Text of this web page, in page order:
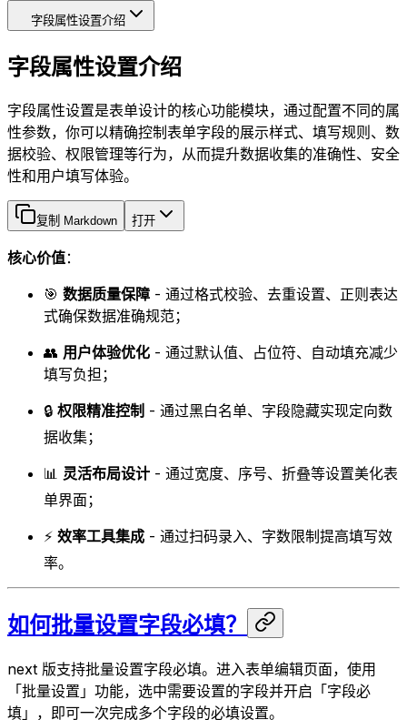
字段属性设置介绍
字段属性设置介绍
字段属性设置是表单设计的核心功能模块，通过配置不同的属
性参数，你可以精确控制表单字段的展示样式、填写规则、数
据校验、权限管理等行为，从而提升数据收集的准确性、安全
性和用户填写体验。
复制 Markdown 打开
核心价值：
🎯 数据质量保障 - 通过格式校验、去重设置、正则表达
式确保数据准确规范；
👥 用户体验优化 - 通过默认值、占位符、自动填充减少
填写负担；
🔒 权限精准控制 - 通过黑白名单、字段隐藏实现定向数
据收集；
📊 灵活布局设计 - 通过宽度、序号、折叠等设置美化表
单界面；
⚡ 效率工具集成 - 通过扫码录入、字数限制提高填写效
率。
如何批量设置字段必填？
next 版支持批量设置字段必填。进入表单编辑页面，使用
「批量设置」功能，选中需要设置的字段并开启「字段必
填」，即可一次完成多个字段的必填设置。